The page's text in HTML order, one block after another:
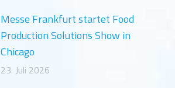
Messe Frankfurt startet Food
Production Solutions Show in
Chicago
23. Juli 2026